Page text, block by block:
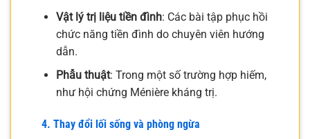
Vật lý trị liệu tiền đình: Các bài tập phục hồi
chức năng tiền đình do chuyên viên hướng
dẫn.
Phẫu thuật: Trong một số trường hợp hiếm,
như hội chứng Ménière kháng trị.
4. Thay đổi lối sống và phòng ngừa